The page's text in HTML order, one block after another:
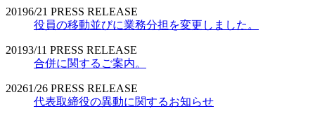
20196/21 PRESS RELEASE
役員の移動並びに業務分担を変更しました。
20193/11 PRESS RELEASE
合併に関するご案内。
20261/26 PRESS RELEASE
代表取締役の異動に関するお知らせ